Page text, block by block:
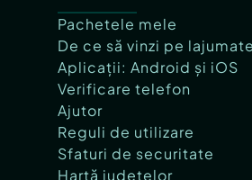
Pachetele mele
De ce să vinzi pe
Aplicații: Android și iOS
Verificare telefon
Ajutor
Reguli de utilizare
Sfaturi de securitate
Hartă județelor